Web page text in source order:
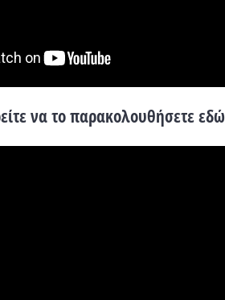
να το παρακολουθήσετε εδώ